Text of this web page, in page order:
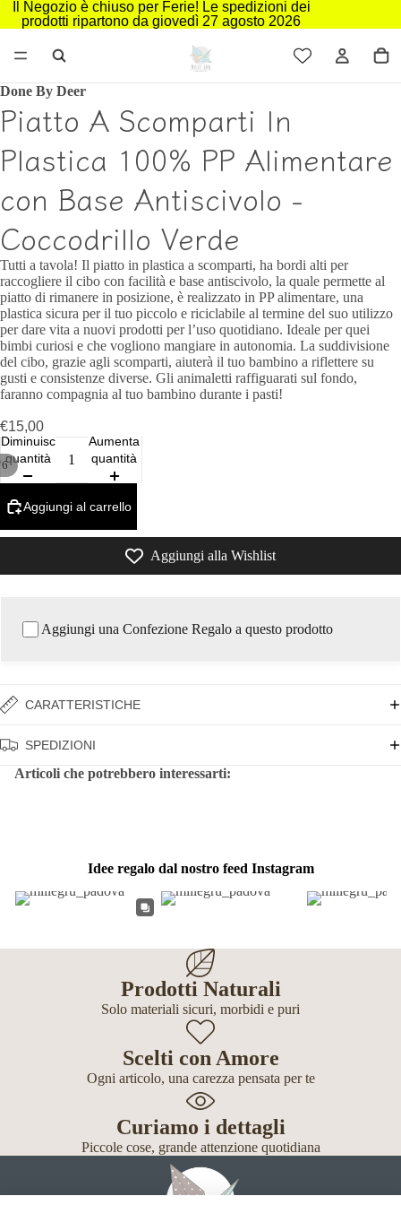
Il Negozio è chiuso per Ferie! Le spedizioni dei
prodotti ripartono da giovedì 27 agosto 2026
6
Done By Deer
Piatto A Scomparti In
Plastica 100% PP Alimentare
con Base Antiscivolo -
Coccodrillo Verde
Tutti a tavola! Il piatto in plastica a scomparti, ha bordi alti per
raccogliere il cibo con facilità e base antiscivolo, la quale permette al
piatto di rimanere in posizione, è realizzato in PP alimentare, una
plastica sicura per il tuo piccolo e riciclabile al termine del suo utilizzo
per dare vita a nuovi prodotti per l’uso quotidiano. Ideale per quei
bimbi curiosi e che vogliono mangiare in autonomia. La suddivisione
del cibo, grazie agli scomparti, aiuterà il tuo bambino a riflettere su
gusti e consistenze diverse. Gli animaletti raffiguarati sul fondo,
faranno compagnia al tuo bambino durante i pasti!
€15,00
Diminuisci
quantità
Aumenta
quantità
Aggiungi al carrello
Aggiungi alla Wishlist
Aggiungi una Confezione Regalo a questo prodotto
CARATTERISTICHE
SPEDIZIONI
Articoli che potrebbero interessarti:
Idee regalo dal nostro feed Instagram
Prodotti Naturali
Solo materiali sicuri, morbidi e puri
Scelti con Amore
Ogni articolo, una carezza pensata per te
Curiamo i dettagli
Piccole cose, grande attenzione quotidiana